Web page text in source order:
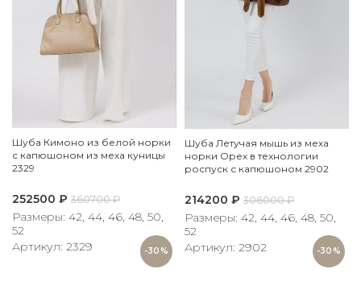
-30%
Шуба Кимоно из белой норки
с капюшоном из меха куницы
2329
252500 ₽ 360700₽
Размеры: 42, 44, 46, 48, 50,
52
Артикул: 2329
-30%
Шуба Летучая мышь из меха
норки Орех в технологии
роспуск с капюшоном 2902
214200 ₽ 306000₽
Размеры: 42, 44, 46, 48, 50,
52
Артикул: 2902